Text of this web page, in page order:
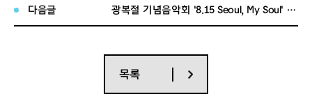
다음글 광복절 기념음악회 '8.15 Seoul, My Soul' 운영 대행
목록